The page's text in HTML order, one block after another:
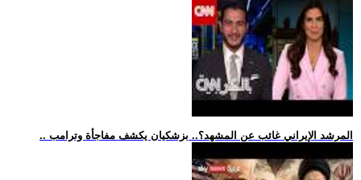
.. المرشد الإيراني غائب عن المشهد؟.. بزشكيان يكشف مفاجأة وترامب